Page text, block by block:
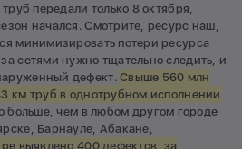
передали только 8 октября,
начался. Смотрите, ресурс наш,
минимизировать потери ресурса
сетями нужно тщательно следить, и
дефект.Свыше 560 млн
км труб в однотрубном исполнении
больше, чем в любом другом городе
Барнауле, Абакане,
выявлено 400 дефектов, за